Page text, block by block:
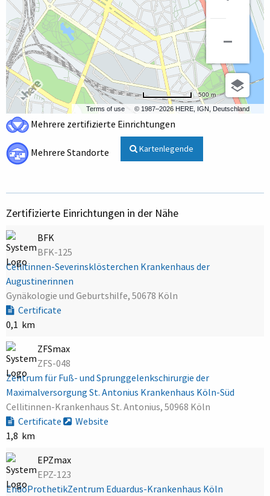
Terms of use © 1987–2026 HERE, IGN, Deutschland
500 m
Mehrere zertifizierte Einrichtungen
Mehrere Standorte Kartenlegende
Zertifizierte Einrichtungen in der Nähe
BFK
BFK-125
Cellitinnen-Severinsklösterchen Krankenhaus der
Augustinerinnen
Gynäkologie und Geburtshilfe, 50678 Köln
Certificate
0,1 km
ZFSmax
ZFS-048
Zentrum für Fuß- und Sprunggelenkschirurgie der
Maximalversorgung St. Antonius Krankenhaus Köln-Süd
Cellitinnen-Krankenhaus St. Antonius, 50968 Köln
Certificate
Website
1,8 km
EPZmax
EPZ-123
EndoProthetikZentrum Eduardus-Krankenhaus Köln